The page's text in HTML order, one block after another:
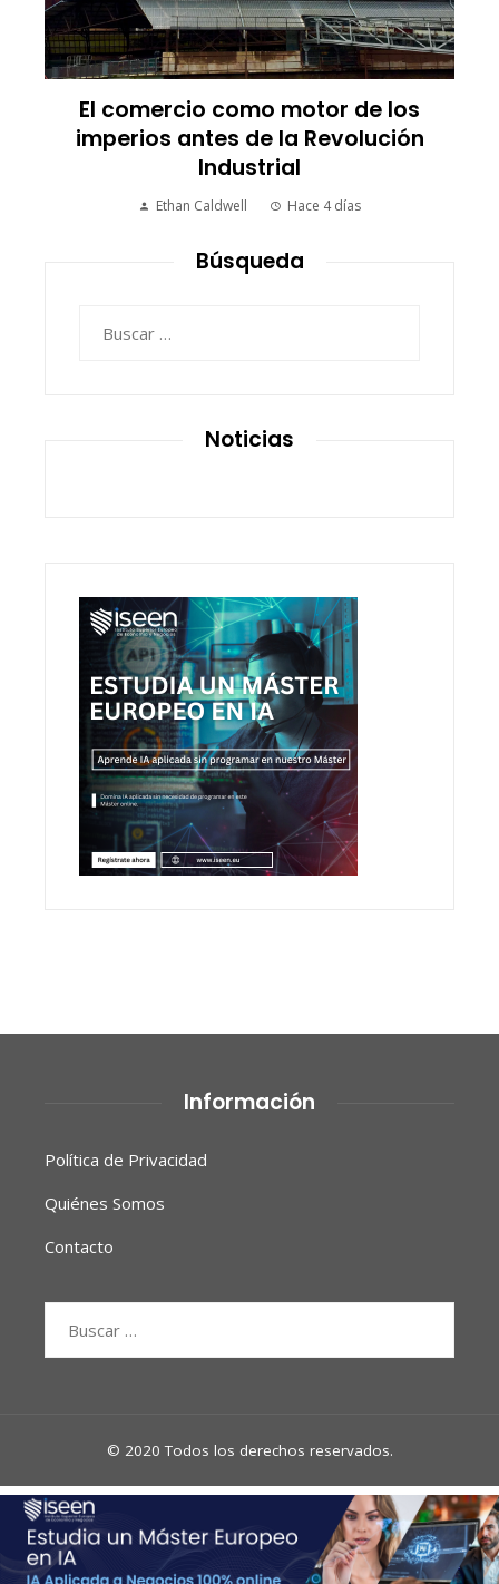
El comercio como motor de los
imperios antes de la Revolución
Industrial
Ethan Caldwell Hace 4 días
Búsqueda
Noticias
Información
Política de Privacidad
Quiénes Somos
Contacto
© 2020 Todos los derechos reservados.